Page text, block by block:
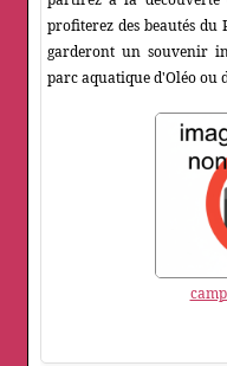
profiterez des beautés
garderont un souvenir
parc aquatique d'Oléo ou